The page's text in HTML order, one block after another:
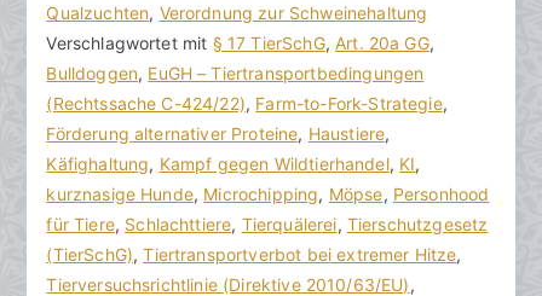
c
h
t
s
a
n
w
ä
l
t
ö
f
f
e
n
t
l
i
c
h
Qualzuchten, Verordnung zur Schweinehaltung
Verschlagwortet mit § 17 TierSchG, Art. 20a GG,
Bulldoggen, EuGH – Tiertransportbedingungen
(Rechtssache C-424/22), Farm-to-Fork-Strategie,
Förderung alternativer Proteine, Haustiere,
Käfighaltung, Kampf gegen Wildtierhandel, KI,
kurznasige Hunde, Microchipping, Möpse, Personhood
für Tiere, Schlachttiere, Tierquälerei, Tierschutzgesetz
(TierSchG),Tiertransportverbot bei extremer Hitze,
Tierversuchsrichtlinie (Direktive 2010/63/EU),
n
t
a
r
e
zu
Neuerungen
im
Tierrecht
in